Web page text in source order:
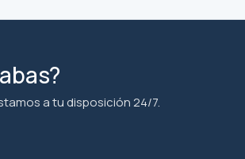
a tu disposición 24/7.